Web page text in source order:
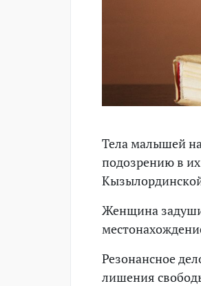
Тела малышей
подозрению в
Женщина
Резонансное
лишения